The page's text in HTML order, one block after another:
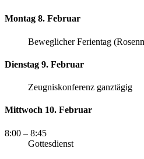
Montag 8. Februar
Beweglicher Ferientag
Dienstag 9. Februar
Zeugniskonferenz ganztägig
Mittwoch 10. Februar
8:00 – 8:45
Gottesdienst